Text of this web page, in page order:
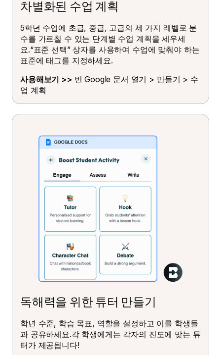
차별화된 수업 계획
5학년 수업에 초급, 중급, 고급의 세 가지 레벨로 분
수를 가르칠 수 있는 단계별 수업 계획을 세우세
요.“표준 선택” 상자를 사용하여 수업에 맞춰야 하는
표준에 태그를 지정하세요.
사용해보기 >> 빈 Google 문서 열기 > 만들기 > 수
업 계획
독해력을 위한 튜터 만들기
학년 수준, 학습 목표, 역할을 설정하고 이를 학생들
과 공유하세요.각 학생에게는 각자의 진도에 맞는 튜
터가 제공됩니다!